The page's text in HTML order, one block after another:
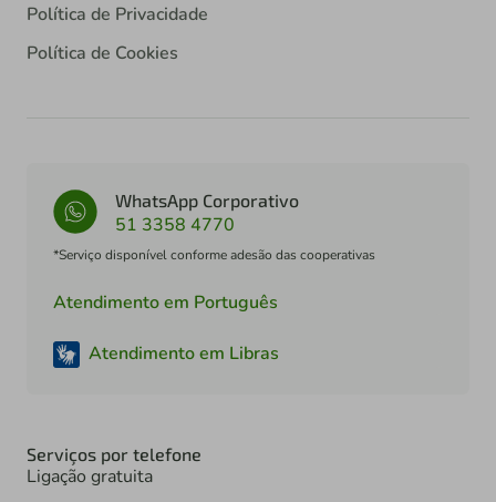
Política de Privacidade
Política de Cookies
WhatsApp Corporativo
51 3358 4770
*Serviço disponível conforme adesão das cooperativas
Atendimento em Português
Atendimento em Libras
Serviços por telefone
Ligação gratuita